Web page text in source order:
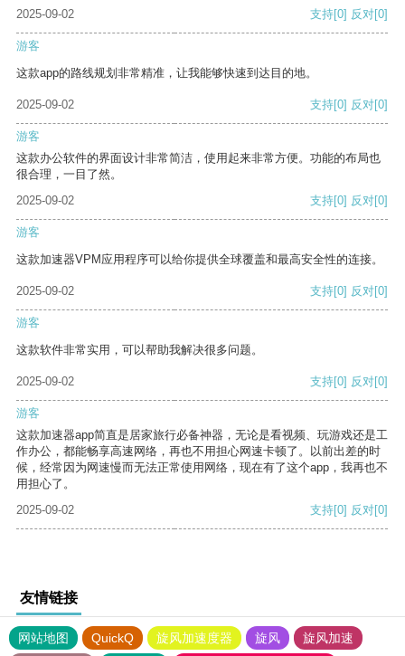
2025-09-02 支持[0] 反对[0]
游客
这款app的路线规划非常精准，让我能够快速到达目的地。
2025-09-02 支持[0] 反对[0]
游客
这款办公软件的界面设计非常简洁，使用起来非常方便。功能的布局也
很合理，一目了然。
2025-09-02
支持[0] 反对[0]
游客
这款加速器VPM应用程序可以给你提供全球覆盖和最高安全性的连接。
2025-09-02 支持[0] 反对[0]
游客
这款软件非常实用，可以帮助我解决很多问题。
2025-09-02 支持[0] 反对[0]
游客
这款加速器app简直是居家旅行必备神器，无论是看视频、玩游戏还是工
作办公，都能畅享高速网络，再也不用担心网速卡顿了。以前出差的时
候，经常因为网速慢而无法正常使用网络，现在有了这个app，我再也不
用担心了。
2025-09-02
支持[0] 反对[0]
友情链接
网站地图 QuickQ 旋风加速度器 旋风 旋风加速